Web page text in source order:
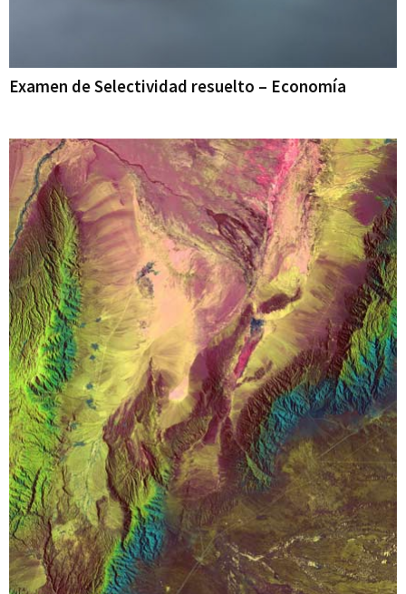
Examen de Selectividad resuelto – Economía